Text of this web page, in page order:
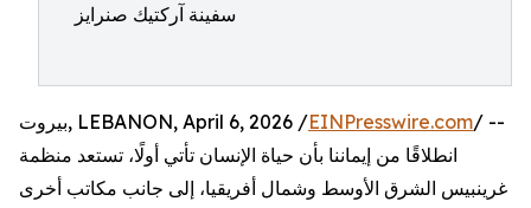
سفينة آركتيك صنرايز
بيروت, LEBANON, April 6, 2026 /EINPresswire.com/ --
انطلاقًا من إيماننا بأن حياة الإنسان تأتي أولًا، تستعد منظمة
غرينبيس الشرق الأوسط وشمال أفريقيا، إلى جانب مكاتب أخرى